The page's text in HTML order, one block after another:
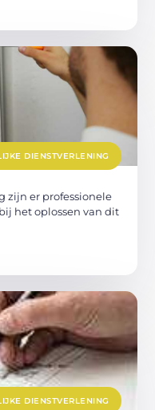
DIENSTVERLENING
zijn er professionele
het oplossen van dit
DIENSTVERLENING